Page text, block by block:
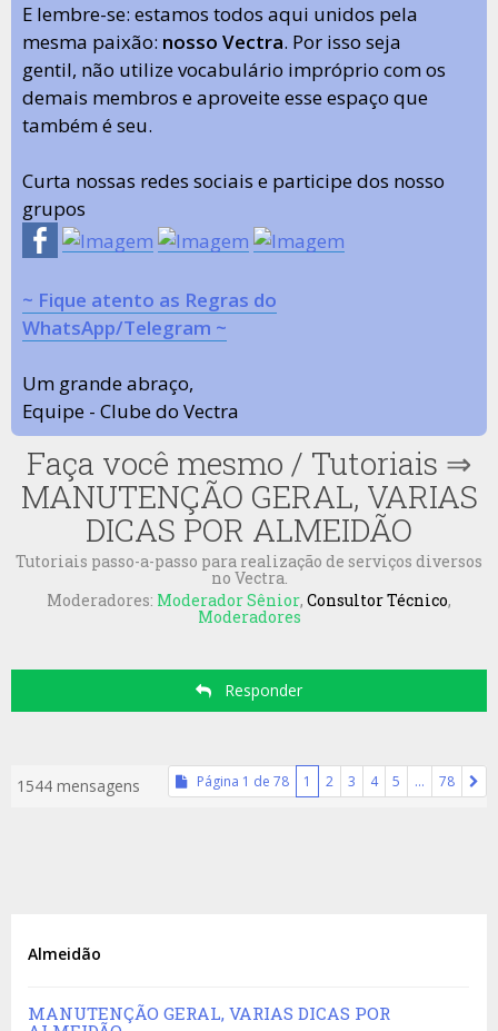
E lembre-se: estamos todos aqui unidos pela
mesma paixão: nosso Vectra. Por isso seja
gentil, não utilize vocabulário impróprio com os
demais membros e aproveite esse espaço que
também é seu.
Curta nossas redes sociais e participe dos nosso
grupos
~ Fique atento as Regras do
WhatsApp/Telegram ~
Um grande abraço,
Equipe - Clube do Vectra
Faça você mesmo / Tutoriais ⇒
MANUTENÇÃO GERAL, VARIAS
DICAS POR ALMEIDÃO
Tutoriais passo-a-passo para realização de serviços diversos
no Vectra.
Moderadores: Moderador Sênior, Consultor Técnico,
Moderadores
Responder
1544 mensagens Página 1 de 78 1 2 3 4 5 … 78
Almeidão
MANUTENÇÃO GERAL, VARIAS DICAS POR